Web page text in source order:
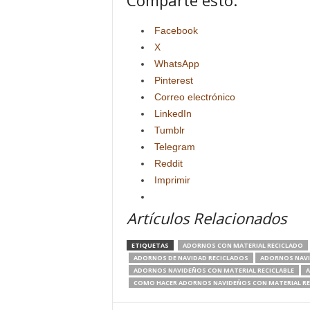
Facebook
X
WhatsApp
Pinterest
Correo electrónico
LinkedIn
Tumblr
Telegram
Reddit
Imprimir
Artículos Relacionados
ETIQUETAS ADORNOS CON MATERIAL RECICLADO
ADORNOS DE NAVIDAD RECICLADOS
ADORNOS
ADORNOS NAVIDEÑOS CON MATERIAL RECICLABLE
COMO HACER ADORNOS NAVIDEÑOS CON MATERIAL